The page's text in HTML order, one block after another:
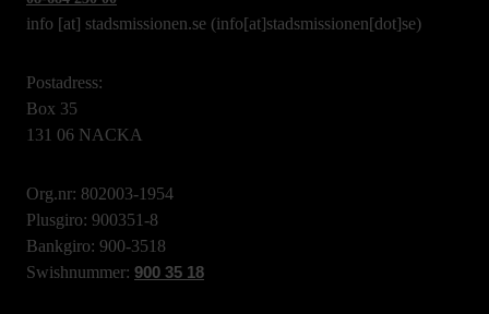
info [at] stadsmissionen.se (info[at]stadsmissionen[dot]se)
Postadress:
Box 35
131 06 NACKA
Org.nr: 802003-1954
Plusgiro: 900351-8
Bankgiro: 900-3518
Swishnummer: 900 35 18